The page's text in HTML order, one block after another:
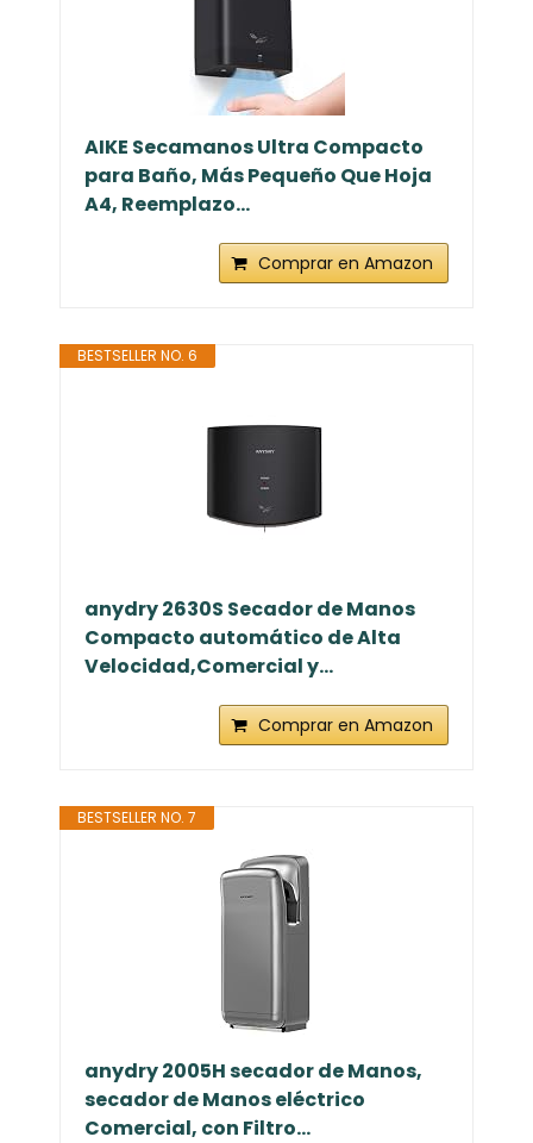
AIKE Secamanos Ultra Compacto
para Baño, Más Pequeño Que Hoja
A4, Reemplazo...
Comprar en Amazon
BESTSELLER NO. 6
anydry 2630S Secador de Manos
Compacto automático de Alta
Velocidad,Comercial y...
Comprar en Amazon
BESTSELLER NO. 7
anydry 2005H secador de Manos,
secador de Manos eléctrico
Comercial, con Filtro...